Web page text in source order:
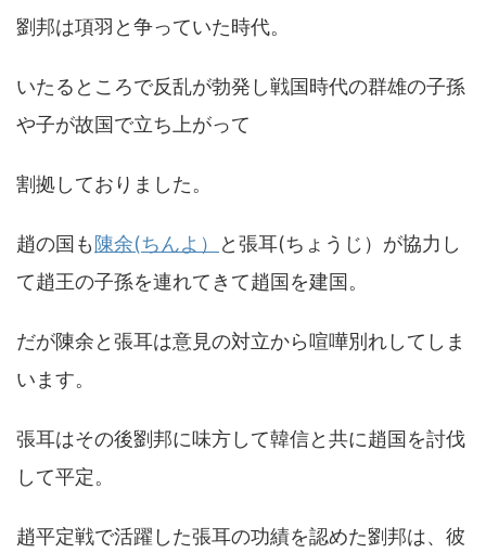
劉邦は項羽と争っていた時代。
いたるところで反乱が勃発し戦国時代の群雄の子孫
や子が故国で立ち上がって
割拠しておりました。
趙の国も陳余(ちんよ）
と張耳(ちょうじ）が協力し
て趙王の子孫を連れてきて趙国を建国。
だが陳余と張耳は意見の対立から喧嘩別れしてしま
います。
張耳はその後劉邦に味方して韓信と共に趙国を討伐
して平定。
趙平定戦で活躍した張耳の功績を認めた劉邦は、彼